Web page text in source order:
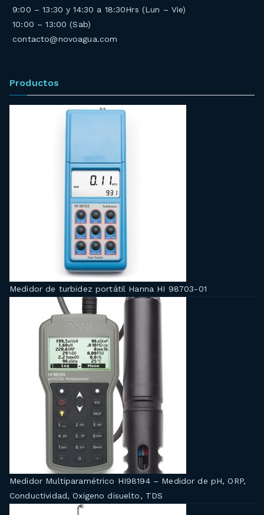
9:00 – 13:30 y 14:30 a 18:30Hrs (Lun – Vie)
10:00 – 13:00 (Sab)
contacto@novoagua.com
Productos
Medidor de turbidez portátil Hanna HI 98703-01
Medidor Multiparamétrico HI98194 – Medidor de pH, ORP,
Conductividad, Oxigeno disuelto, TDS